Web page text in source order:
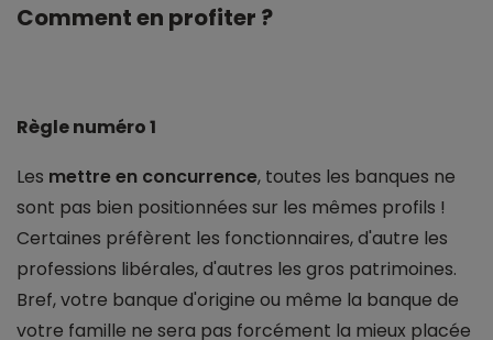
Comment en profiter ?
Règle numéro 1
Les mettre en concurrence, toutes les banques ne
sont pas bien positionnées sur les mêmes profils !
Certaines préfèrent les fonctionnaires, d'autre les
professions libérales, d'autres les gros patrimoines.
Bref, votre banque d'origine ou même la banque de
votre famille ne sera pas forcément la mieux placée